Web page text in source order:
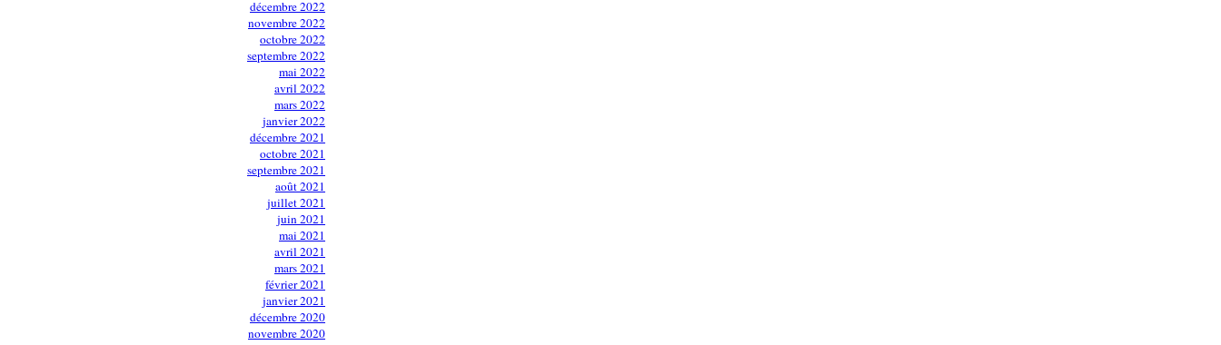
décembre 2022
novembre 2022
octobre 2022
septembre 2022
mai 2022
avril 2022
mars 2022
janvier 2022
décembre 2021
octobre 2021
septembre 2021
août 2021
juillet 2021
juin 2021
mai 2021
avril 2021
mars 2021
février 2021
janvier 2021
décembre 2020
novembre 2020